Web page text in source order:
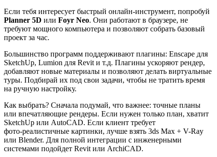
Если тебя интересует быстрый онлайн‑инструмент, попробуй
Planner 5D или Foyr Neo. Они работают в браузере, не
требуют мощного компьютера и позволяют собрать базовый
проект за час.
Большинство программ поддерживают плагины: Enscape для
SketchUp, Lumion для Revit и т.д. Плагины ускоряют рендер,
добавляют новые материалы и позволяют делать виртуальные
туры. Подбирай их под свои задачи, чтобы не тратить время
на ручную настройку.
Как выбрать? Сначала подумай, что важнее: точные планы
или впечатляющие рендеры. Если нужен только план, хватит
SketchUp или AutoCAD. Если клиент требует
фото‑реалистичные картинки, лучше взять 3ds Max + V-Ray
или Blender. Для полной интеграции с инженерными
системами подойдет Revit или ArchiCAD.